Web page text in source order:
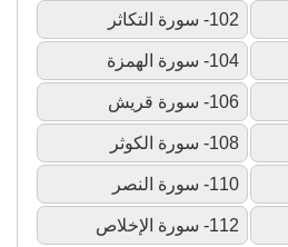
102- سورة التكاثر
104- سورة الهمزة
106- سورة قريش
108- سورة الكوثر
110- سورة النصر
112- سورة الإخلاص